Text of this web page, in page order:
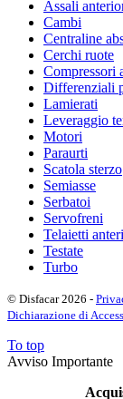
Assali
Cambi
Centraline
Cerchi ruote
Compressori
Differenziali
Lamierati
Leveraggio
Motori
Paraurti
Scatola sterzo
Semiasse
Serbatoi
Servofreni
Telaietti
Testate
Turbo
© Disfacar 2026 -
Dichiarazione di
To top
Avviso Importante